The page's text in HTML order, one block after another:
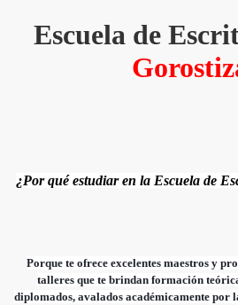
Escuela de
¿Por qué estudiar en la Escuela de
Porque te ofrece excelentes maestros y
talleres que te brindan formación
diplomados, avalados académicamente por